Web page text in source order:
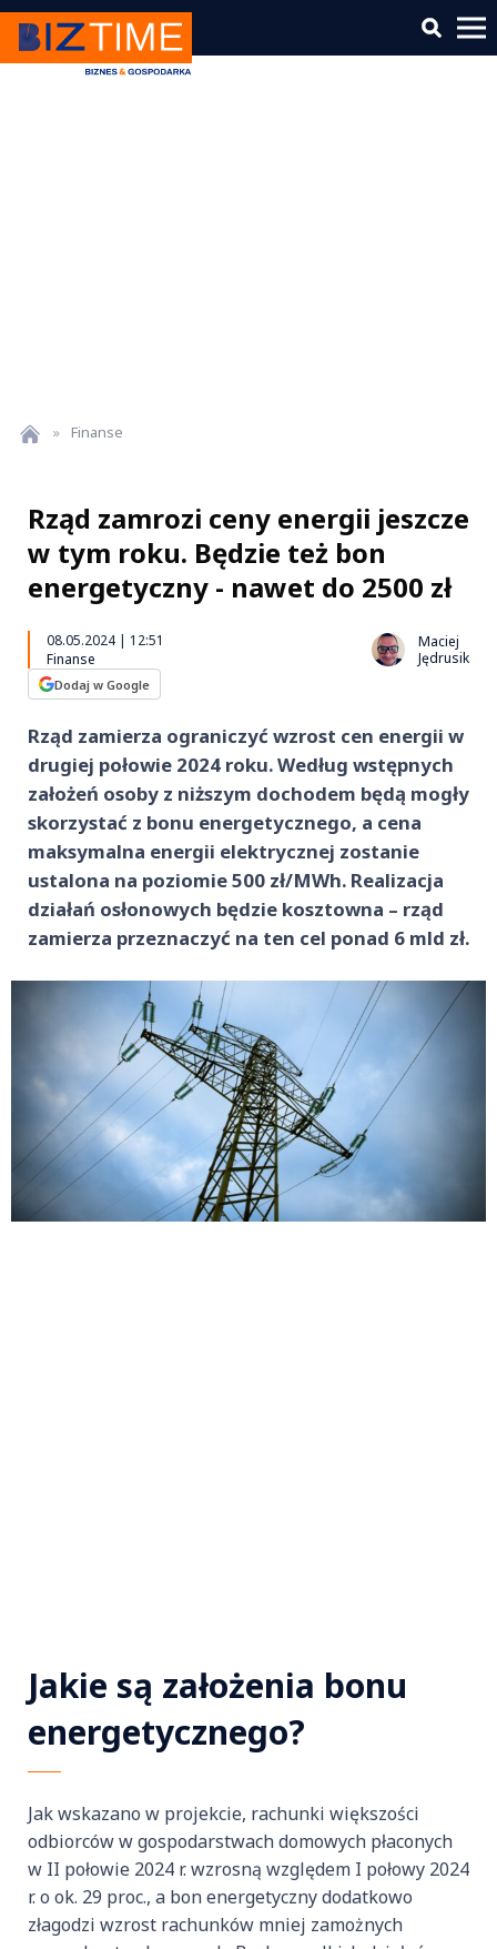
» Finanse
Rząd zamrozi ceny energii jeszcze
w tym roku. Będzie też bon
energetyczny - nawet do 2500 zł
08.05.2024 | 12:51
Finanse
Dodaj w Google
Maciej
Jędrusik
Rząd zamierza ograniczyć wzrost cen energii w
drugiej połowie 2024 roku. Według wstępnych
założeń osoby z niższym dochodem będą mogły
skorzystać z bonu energetycznego, a cena
maksymalna energii elektrycznej zostanie
ustalona na poziomie 500 zł/MWh. Realizacja
działań osłonowych będzie kosztowna – rząd
zamierza przeznaczyć na ten cel ponad 6 mld zł.
Jakie są założenia bonu
energetycznego?
Jak wskazano w projekcie, rachunki większości
odbiorców w gospodarstwach domowych płaconych
w II połowie 2024 r. wzrosną względem I połowy 2024
r. o ok. 29 proc., a bon energetyczny dodatkowo
złagodzi wzrost rachunków mniej zamożnych